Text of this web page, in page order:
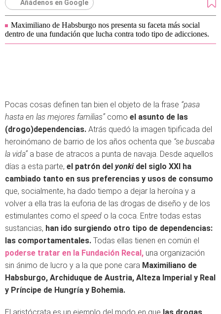
Añádenos en Google
Maximiliano de Habsburgo nos presenta su faceta más social
dentro de una fundación que lucha contra todo tipo de adicciones.
Pocas cosas definen tan bien el objeto de la frase “pasa
hasta en las mejores familias”como el asunto de las
(drogo)dependencias. Atrás quedó la imagen tipificada del
heroinómano de barrio de los años ochenta que “se buscaba
la vida”a base de atracos a punta de navaja. Desde aquellos
días a esta parte, el patrón del yonkidel siglo XXI ha
cambiado tanto en sus preferencias y usos de consumo
que, socialmente, ha dado tiempo a dejar la heroína y a
volver a ella tras la euforia de las drogas de diseño y de los
estimulantes como el speed o la coca. Entre todas estas
sustancias, han ido surgiendo otro tipo de dependencias:
las comportamentales. Todas ellas tienen en común el
poderse tratar en la Fundación Recal, una organización
sin ánimo de lucro y a la que pone cara Maximiliano de
Habsburgo, Archiduque de Austria, Alteza Imperial y Real
y Príncipe de Hungría y Bohemia.